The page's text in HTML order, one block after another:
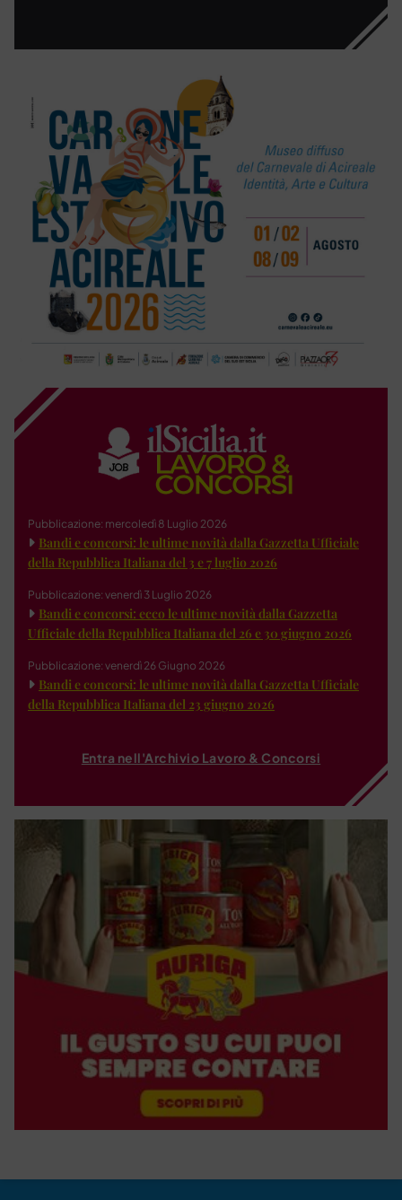
Pubblicazione: mercoledì 8 Luglio 2026
Bandi e concorsi: le ultime novità dalla Gazzetta Ufficiale
della Repubblica Italiana del 3 e 7 luglio 2026
Pubblicazione: venerdì 3 Luglio 2026
Bandi e concorsi: ecco le ultime novità dalla Gazzetta
Ufficiale della Repubblica Italiana del 26 e 30 giugno 2026
Pubblicazione: venerdì 26 Giugno 2026
Bandi e concorsi: le ultime novità dalla Gazzetta Ufficiale
della Repubblica Italiana del 23 giugno 2026
Entra nell'Archivio Lavoro & Concorsi